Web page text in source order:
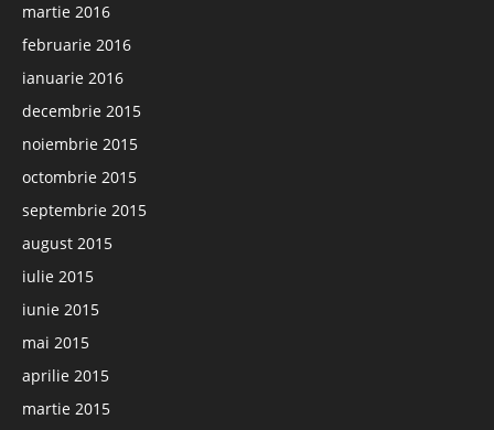
martie 2016
februarie 2016
ianuarie 2016
decembrie 2015
noiembrie 2015
octombrie 2015
septembrie 2015
august 2015
iulie 2015
iunie 2015
mai 2015
aprilie 2015
martie 2015